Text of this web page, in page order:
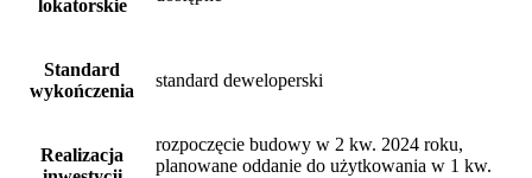
lokatorskie
Standard
wykończenia
standard deweloperski
Realizacja
rozpoczęcie budowy w 2 kw. 2024 roku,
planowane oddanie do użytkowania w 1 kw.